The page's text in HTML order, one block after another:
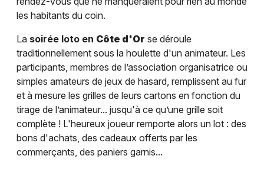
les habitants du coin.
La soirée loto en Côte d'Or se déroule
traditionnellement sous la houlette d'un animateur. Les
participants, membres de l’association organisatrice ou
simples amateurs de jeux de hasard, remplissent au fur
et à mesure les grilles de leurs cartons en fonction du
tirage de l’animateur... jusqu'à ce qu’une grille soit
complète ! L'heureux joueur remporte alors un lot : des
bons d'achats, des cadeaux offerts par les
commerçants, des paniers garnis...